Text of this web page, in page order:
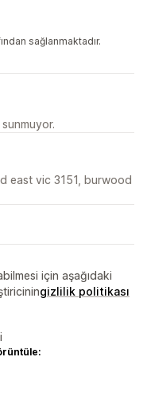
sağlanmaktadır.
east vic 3151, burwood
için aşağıdaki
gizlilik politikası